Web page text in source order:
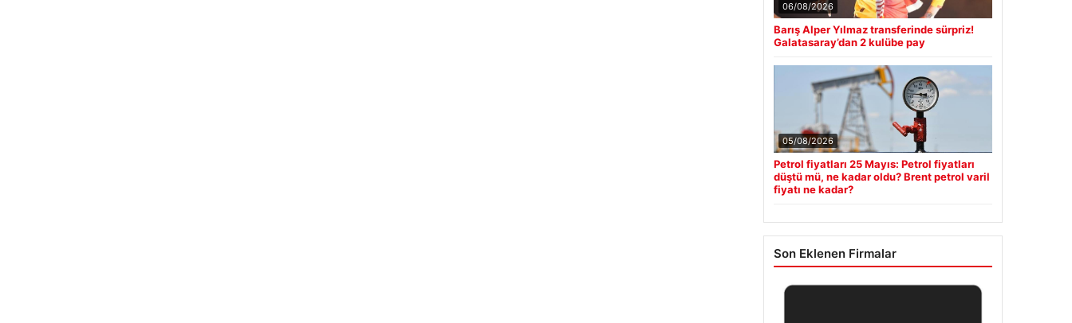
06/08/2026
Barış Alper Yılmaz transferinde sürpriz!
Galatasaray’dan 2 kulübe pay
05/08/2026
Petrol fiyatları 25 Mayıs: Petrol fiyatları
düştü mü, ne kadar oldu? Brent petrol varil
fiyatı ne kadar?
Son Eklenen Firmalar